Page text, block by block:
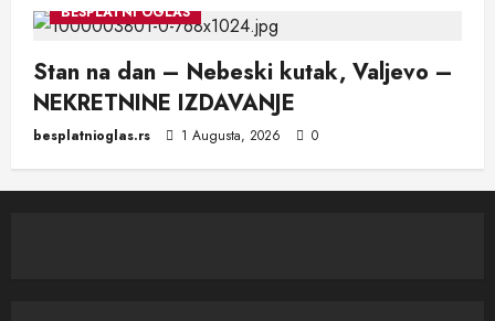
BESPLATNI OGLAS
Stan na dan – Nebeski kutak, Valjevo –
NEKRETNINE IZDAVANJE
besplatnioglas.rs 1 Augusta, 2026 0